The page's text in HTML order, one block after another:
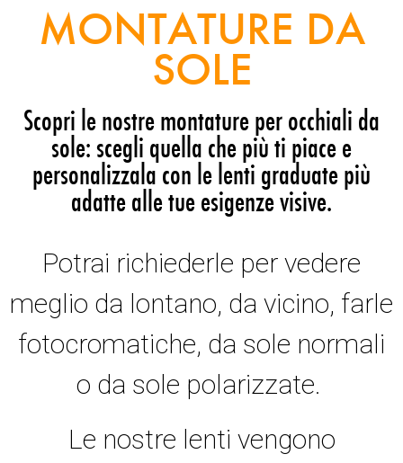
MONTATURE DA
SOLE
Scopri le nostre montature per occhiali da
sole: scegli quella che più ti piace e
personalizzala con le lenti graduate più
adatte alle tue esigenze visive.
Potrai richiederle per vedere
meglio da lontano, da vicino, farle
fotocromatiche, da sole normali
o da sole polarizzate.
Le nostre lenti vengono